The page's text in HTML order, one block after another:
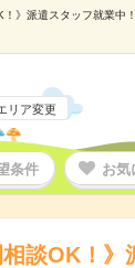
！》派遣スタッフ就業
リア変更
条件 お気
相談OK！